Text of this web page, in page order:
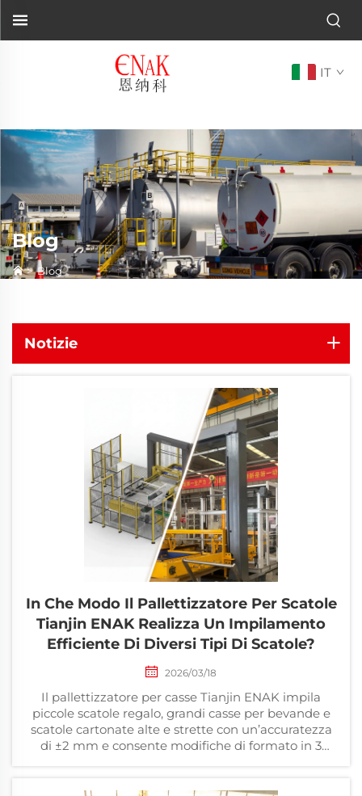
IT
Blog
>Blog
Notizie
In Che Modo Il Pallettizzatore Per Scatole
Tianjin ENAK Realizza Un Impilamento
Efficiente Di Diversi Tipi Di Scatole?
2026/03/18
Il pallettizzatore per casse Tianjin ENAK impila
piccole scatole regalo, grandi casse per bevande e
scatole cartonate alte e strette con un’accuratezza
di ±2 mm e consente modifiche di formato in 3